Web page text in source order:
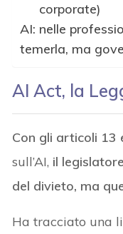
corporate)
AI: nelle
temerla, ma
AI Act, la
Con gli articoli 13
sull’AI, il
del divieto, ma
Ha tracciato una